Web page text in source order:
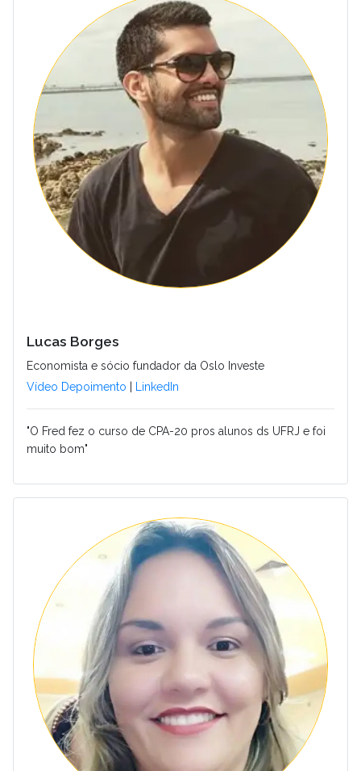
Lucas Borges
Economista e sócio fundador da Oslo Investe
Vídeo Depoimento
LinkedIn
"O Fred fez o curso de CPA-20 pros alunos ds UFRJ e foi
muito bom"